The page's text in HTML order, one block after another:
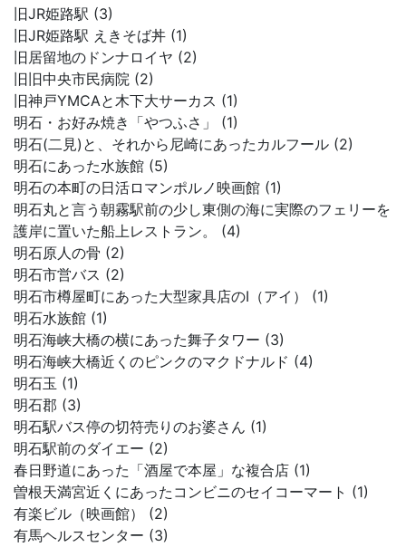
旧JR姫路駅 (3)
旧JR姫路駅 えきそば丼 (1)
旧居留地のドンナロイヤ (2)
旧旧中央市民病院 (2)
旧神戸YMCAと木下大サーカス (1)
明石・お好み焼き「やつふさ」 (1)
明石(二見)と、それから尼崎にあったカルフール (2)
明石にあった水族館 (5)
明石の本町の日活ロマンポルノ映画館 (1)
明石丸と言う朝霧駅前の少し東側の海に実際のフェリーを
護岸に置いた船上レストラン。 (4)
明石原人の骨 (2)
明石市営バス (2)
明石市樽屋町にあった大型家具店のI（アイ） (1)
明石水族館 (1)
明石海峡大橋の横にあった舞子タワー (3)
明石海峡大橋近くのピンクのマクドナルド (4)
明石玉 (1)
明石郡 (3)
明石駅バス停の切符売りのお婆さん (1)
明石駅前のダイエー (2)
春日野道にあった「酒屋で本屋」な複合店 (1)
曽根天満宮近くにあったコンビニのセイコーマート (1)
有楽ビル（映画館） (2)
有馬ヘルスセンター (3)